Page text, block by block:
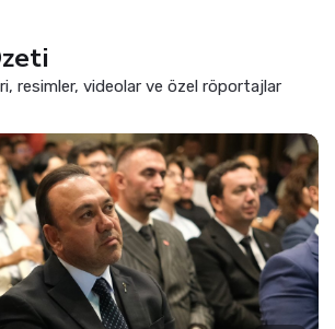
resimler, videolar ve özel röportajlar